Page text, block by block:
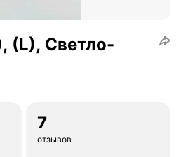
(L), Светло-
7
отзывов